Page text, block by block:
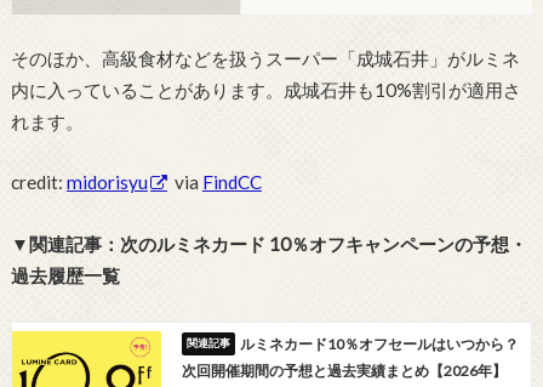
そのほか、高級食材などを扱うスーパー「成城石井」がルミネ
内に入っていることがあります。成城石井も10%割引が適用さ
れます。
credit: midorisyu via FindCC
▼関連記事：次のルミネカード 10％オフキャンペーンの予想・
過去履歴一覧
ルミネカード10％オフセールはいつから？
次回開催期間の予想と過去実績まとめ【2026年】